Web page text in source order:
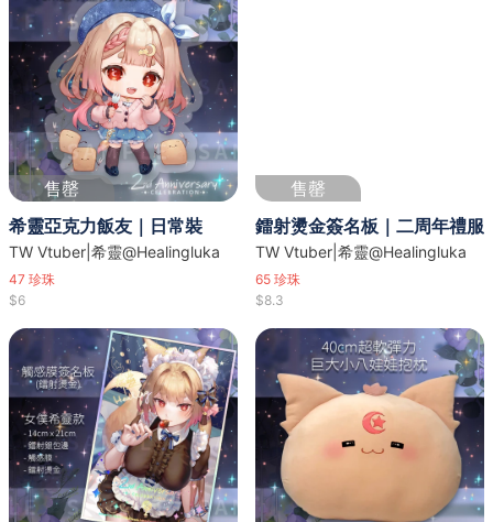
售罄
希靈亞克力飯友｜日常裝
TW Vtuber|希靈@Healingluka
47 珍珠
$6
售罄
鐳射燙金簽名板｜二周年禮服
TW Vtuber|希靈@Healingluka
65 珍珠
$8.3